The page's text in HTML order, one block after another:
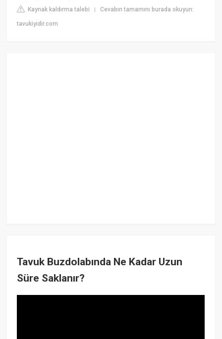
Kaynak kaldırma talebi |Cevabın tamamını burada okuyun:
tavukiyidir.com
Tavuk Buzdolabında Ne Kadar Uzun
Süre Saklanır?